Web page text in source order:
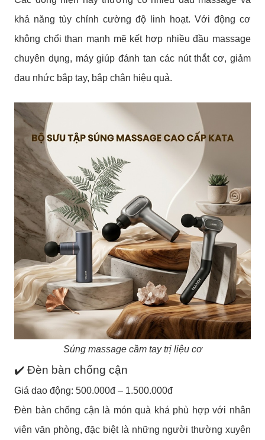
khả năng tùy chỉnh cường độ linh hoạt. Với động cơ
không chổi than mạnh mẽ kết hợp nhiều đầu massage
chuyên dụng, máy giúp đánh tan các nút thắt cơ, giảm
đau nhức bắp tay, bắp chân hiệu quả.
Súng massage cầm tay trị liệu cơ
✔️ Đèn bàn chống cận
Giá dao động: 500.000đ – 1.500.000đ
Đèn bàn chống cận là món quà khá phù hợp với nhân
viên văn phòng, đặc biệt là những người thường xuyên